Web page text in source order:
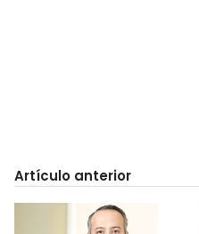
Artículo anterior